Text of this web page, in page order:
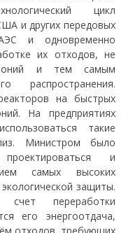
цикл
и других передовых
и одновременно
их отходов, не
и тем самым
распространения.
на быстрых
На предприятиях
такие
Министром было
и
самых высоких
защиты.
переработки
его энергоотдача,
отходов, требующих